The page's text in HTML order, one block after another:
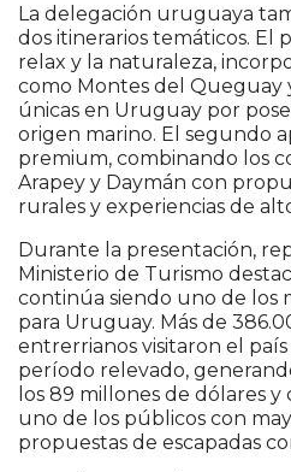
La delegación uruguaya
dos itinerarios temáticos. El
relax y la naturaleza,
como Montes del Queguay
únicas en Uruguay por
origen marino. El segundo
premium, combinando los
Arapey y Daymán con
rurales y experiencias de
Durante la presentación,
Ministerio de Turismo
continúa siendo uno de los
para Uruguay. Más de
entrerrianos visitaron el
período relevado,
los 89 millones de dólares
uno de los públicos con
propuestas de escapadas